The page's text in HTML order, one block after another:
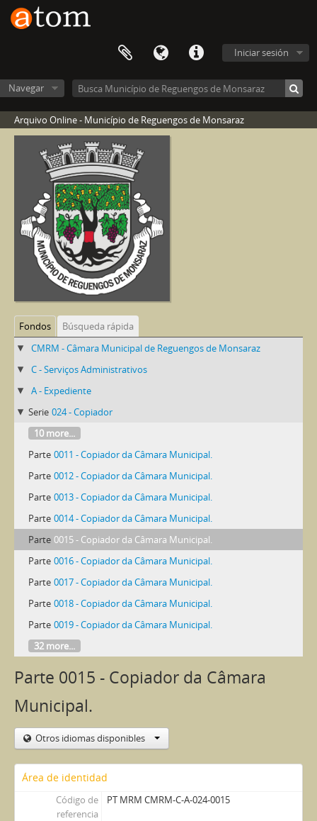
Iniciar sesión
Navegar
Arquivo Online - Município de Reguengos de Monsaraz
Fondos
Búsqueda rápida
CMRM - Câmara Municipal de Reguengos de Monsaraz
C - Serviços Administrativos
A - Expediente
Serie 024 - Copiador
10 more...
Parte 0011 - Copiador da Câmara Municipal.
Parte 0012 - Copiador da Câmara Municipal.
Parte 0013 - Copiador da Câmara Municipal.
Parte 0014 - Copiador da Câmara Municipal.
Parte 0015 - Copiador da Câmara Municipal.
Parte 0016 - Copiador da Câmara Municipal.
Parte 0017 - Copiador da Câmara Municipal.
Parte 0018 - Copiador da Câmara Municipal.
Parte 0019 - Copiador da Câmara Municipal.
32 more...
Parte 0015 - Copiador da Câmara
Municipal.
Otros idiomas disponibles
Área de identidad
Código de
referencia
PT MRM CMRM-C-A-024-0015